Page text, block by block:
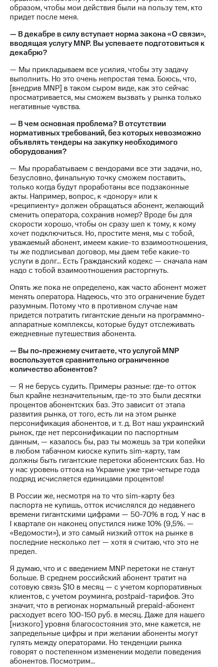
образом, чтобы мои действия были на пользу тем, кто
придет после меня.
— В декабре в силу вступает норма закона «О связи»,
вводящая услугу MNP. Вы успеваете подготовиться к
декабрю?
— Мы прикладываем все усилия, чтобы эту задачу
выполнить. Но это очень непростая тема. Боюсь, что,
[внедрив MNP] в таком сыром виде, как это сейчас
просматривается, мы сможем вызвать у рынка только
негативные чувства.
— В чем основная проблема? В отсутствии
нормативных требований, без которых невозможно
объявлять тендеры на закупку необходимого
оборудования?
— Мы прорабатываем с вендорами все эти задачи, но,
безусловно, финальную точку сможем поставить,
только когда будут проработаны все подзаконные
акты. Например, вопрос, к «донору» или к
«реципиенту» должен обращаться абонент, желающий
сменить оператора, сохранив номер? Вроде бы для
скорости хорошо, чтобы он сразу шел к тому, к кому
хочет подключиться. Но, простите меня, мы с тобой,
уважаемый абонент, имеем какие-то взаимоотношения,
ты же подписывал договор, мы даем тебе какие-то
услуги в долг... Есть Гражданский кодекс — сначала нам
надо с тобой взаимоотношения расторгнуть.
Опять же пока не определено, как часто абонент может
менять оператора. Надеюсь, что это ограничение будет
разумным. Потому что в противном случае нам
придется потратить гигантские деньги на программно-
аппаратные комплексы, которые будут отслеживать
ежедневные путешествия абонента.
— Вы по-прежнему считаете, что услугой MNP
воспользуется сравнительно ограниченное
количество абонентов?
— Я не берусь судить. Примеры разные: где-то отток
был крайне незначительным, где-то это были десятки
процентов абонентских баз. Это зависит от этапа
развития рынка, от того, есть ли на этом рынке
персонификация абонентов, и т. д. Вот наш украинский
рынок, где нет персонификации по паспортным
данным, — казалось бы, раз ты можешь за три копейки
в любом табачном киоске купить sim-карту, там
должны быть гигантские перетоки абонентских баз. Но
у нас уровень оттока на Украине уже три-четыре года
подряд исчисляется единицами процентов!
В России же, несмотря на то что sim-карту без
паспорта не купишь, отток исчислялся до недавнего
времени гигантскими цифрами — 50-70% в год. У нас в
I квартале он наконец опустился ниже 10% (9,5%. —
«Ведомости»), и это самый низкий отток на рынке в
последние несколько лет — хотя я считаю, что это не
предел.
Я думаю, что и с введением MNP перетоки не станут
больше. В среднем российский абонент тратит на
сотовую связь $10 в месяц — с учетом корпоративных
клиентов, с учетом роуминга, postpaid-тарифов. Это
значит, что в регионах нормальный prepaid-абонент
расходует всего 100-150 руб. в месяц. Даже для нашего
[низкого] уровня благосостояния это, мне кажется, не
запредельные цифры и при желании абоненты могут
гулять между операторами. Но тенденции рынка
говорят о постепенном изменении модели поведения
абонентов. Посмотрим...